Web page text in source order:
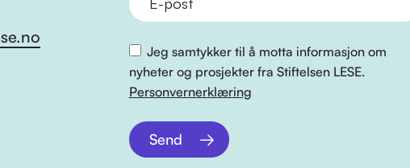
Jeg samtykker til å motta informasjon om
nyheter og prosjekter fra Stiftelsen LESE.
Personvernerklæring
Send